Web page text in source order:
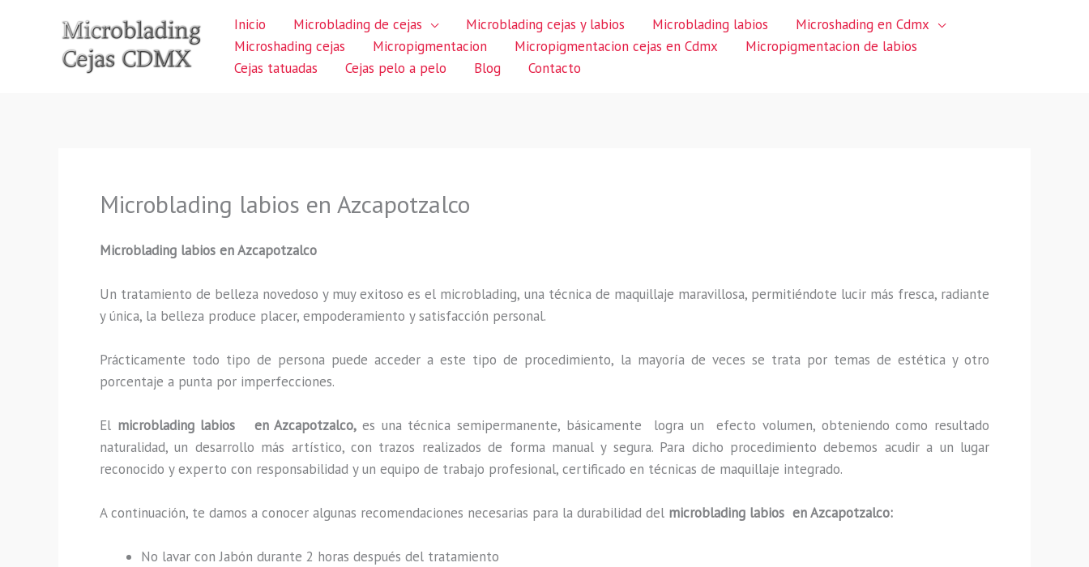
Inicio Microblading de cejas Microblading cejas y labios Microblading labios
Microshading en Cdmx
Microshading cejas
Micropigmentacion Micropigmentacion cejas en Cdmx
Micropigmentacion de labios
Cejas tatuadas
Cejas pelo a pelo Blog Contacto
Microblading labios en Azcapotzalco
Microblading labios en Azcapotzalco
Un tratamiento de belleza novedoso y muy exitoso es el microblading, una técnica de maquillaje maravillosa, permitiéndote lucir más fresca, radiante
y única, la belleza produce placer, empoderamiento y satisfacción personal.
Prácticamente todo tipo de persona puede acceder a este tipo de procedimiento, la mayoría de veces se trata por temas de estética y otro
porcentaje a punta por imperfecciones.
El microblading labios en Azcapotzalco, es una técnica semipermanente, básicamente
logra un efecto volumen, obteniendo como resultado
naturalidad, un desarrollo más artístico, con trazos realizados de forma manual y segura. Para dicho procedimiento debemos acudir a un lugar
reconocido y experto con responsabilidad y un equipo de trabajo profesional, certificado en técnicas de maquillaje integrado.
A continuación, te damos a conocer algunas recomendaciones necesarias para la durabilidad del microblading labios en Azcapotzalco:
No lavar con Jabón durante 2 horas después del tratamiento